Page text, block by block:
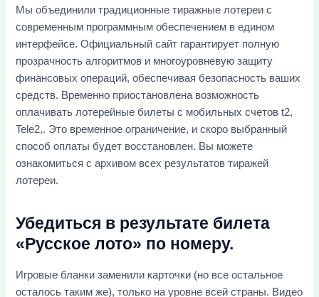
Мы объединили традиционные тиражные лотереи с
современным программным обеспечением в едином
интерфейсе. Официальный сайт гарантирует полную
прозрачность алгоритмов и многоуровневую защиту
финансовых операций, обеспечивая безопасность ваших
средств. Временно приостановлена возможность
оплачивать лотерейные билеты с мобильных счетов t2,
Tele2,. Это временное ограничение, и скоро выбранный
способ оплаты будет восстановлен. Вы можете
ознакомиться с архивом всех результатов тиражей
лотереи.
Убедиться в результате билета
«Русское лото» по номеру.
Игровые бланки заменили карточки (но все остальное
осталось таким же), только на уровне всей страны. Видео